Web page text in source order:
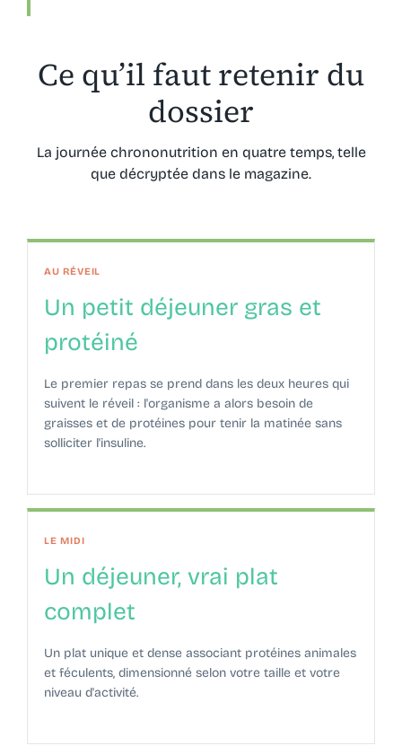
Ce qu’il faut retenir du
dossier
La journée chrononutrition en quatre temps, telle
que décryptée dans le magazine.
AU RÉVEIL
Un petit déjeuner gras et
protéiné
Le premier repas se prend dans les deux heures qui
suivent le réveil : l'organisme a alors besoin de
graisses et de protéines pour tenir la matinée sans
solliciter l'insuline.
LE MIDI
Un déjeuner, vrai plat
complet
Un plat unique et dense associant protéines animales
et féculents, dimensionné selon votre taille et votre
niveau d'activité.